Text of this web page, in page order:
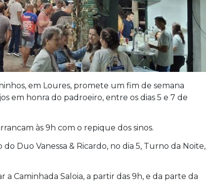
em Loures, promete um fim de semana
em honra do padroeiro, entre os dias 5 e 7 de
às 9h com o repique dos sinos.
Duo Vanessa & Ricardo, no dia 5, Turno da Noite,
a Caminhada Saloia, a partir das 9h, e da parte da